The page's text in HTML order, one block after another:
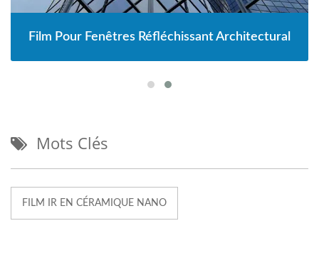
Film Pour Fenêtres Réfléchissant Architectural
Mots Clés
FILM IR EN CÉRAMIQUE NANO